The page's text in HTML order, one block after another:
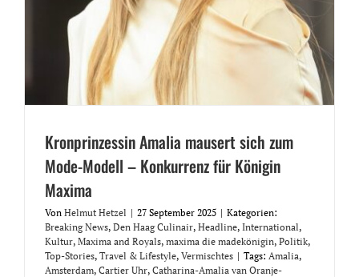
Kronprinzessin Amalia mausert sich zum
Mode-Modell – Konkurrenz für Königin
Maxima
Von Helmut Hetzel | 27 September 2025 | Kategorien:
Breaking News, Den Haag Culinair, Headline, International,
Kultur, Maxima and Royals, maxima die madekönigin, Politik,
Top-Stories, Travel & Lifestyle, Vermischtes | Tags: Amalia,
Amsterdam, Cartier Uhr, Catharina-Amalia van Oranje-